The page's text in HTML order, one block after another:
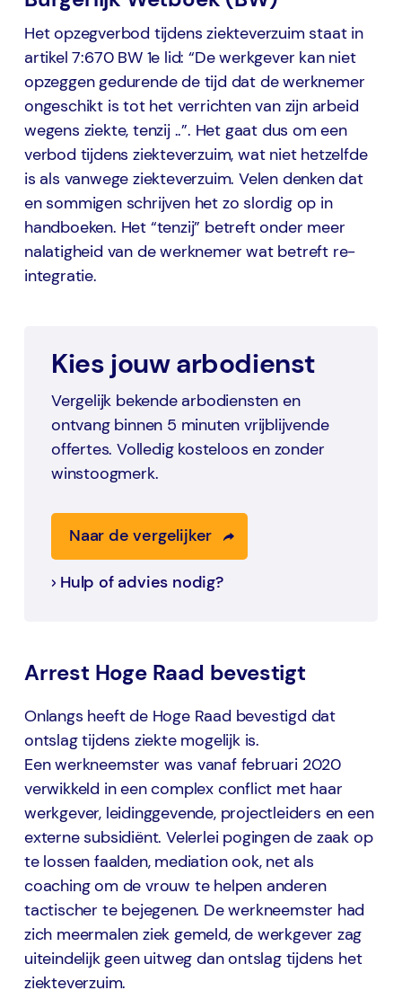
Het opzegverbod tijdens ziekteverzuim staat in
artikel 7:670 BW 1e lid: “De werkgever kan niet
opzeggen gedurende de tijd dat de werknemer
ongeschikt is tot het verrichten van zijn arbeid
wegens ziekte, tenzij ..”. Het gaat dus om een
verbod tijdens ziekteverzuim, wat niet hetzelfde
is als vanwege ziekteverzuim. Velen denken dat
en sommigen schrijven het zo slordig op in
handboeken. Het “tenzij” betreft onder meer
nalatigheid van de werknemer wat betreft re-
integratie.
Kies jouw arbodienst
Vergelijk bekende arbodiensten en
ontvang binnen 5 minuten vrijblijvende
offertes. Volledig kosteloos en zonder
winstoogmerk.
Naar de vergelijker
Hulp of advies nodig?
Arrest Hoge Raad bevestigt
Onlangs heeft de Hoge Raad bevestigd dat
ontslag tijdens ziekte mogelijk is.
Een werkneemster was vanaf februari 2020
verwikkeld in een complex conflict met haar
werkgever, leidinggevende, projectleiders en een
externe subsidiënt. Velerlei pogingen de zaak op
te lossen faalden, mediation ook, net als
coaching om de vrouw te helpen anderen
tactischer te bejegenen. De werkneemster had
zich meermalen ziek gemeld, de werkgever zag
uiteindelijk geen uitweg dan ontslag tijdens het
ziekteverzuim.